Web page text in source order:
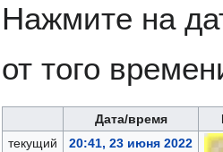
Нажмите на
от того
Дата/время
текущий
20:41, 23 июня 2022